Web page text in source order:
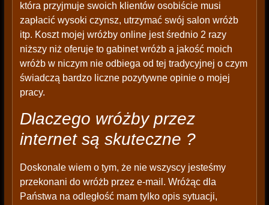
która przyjmuje swoich klientów osobiście musi
zapłacić wysoki czynsz, utrzymać swój salon wróżb
itp. Koszt mojej wróżby online jest średnio 2 razy
niższy niż oferuje to gabinet wróżb a jakość moich
wróżb w niczym nie odbiega od tej tradycyjnej o czym
świadczą bardzo liczne pozytywne opinie o mojej
pracy.
Dlaczego wróżby przez
internet są skuteczne ?
Doskonale wiem o tym, że nie wszyscy jesteśmy
przekonani do wróżb przez e-mail. Wróżąc dla
Państwa na odległość mam tylko opis sytuacji,